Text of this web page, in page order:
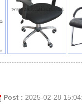
Post : 2025-02-28